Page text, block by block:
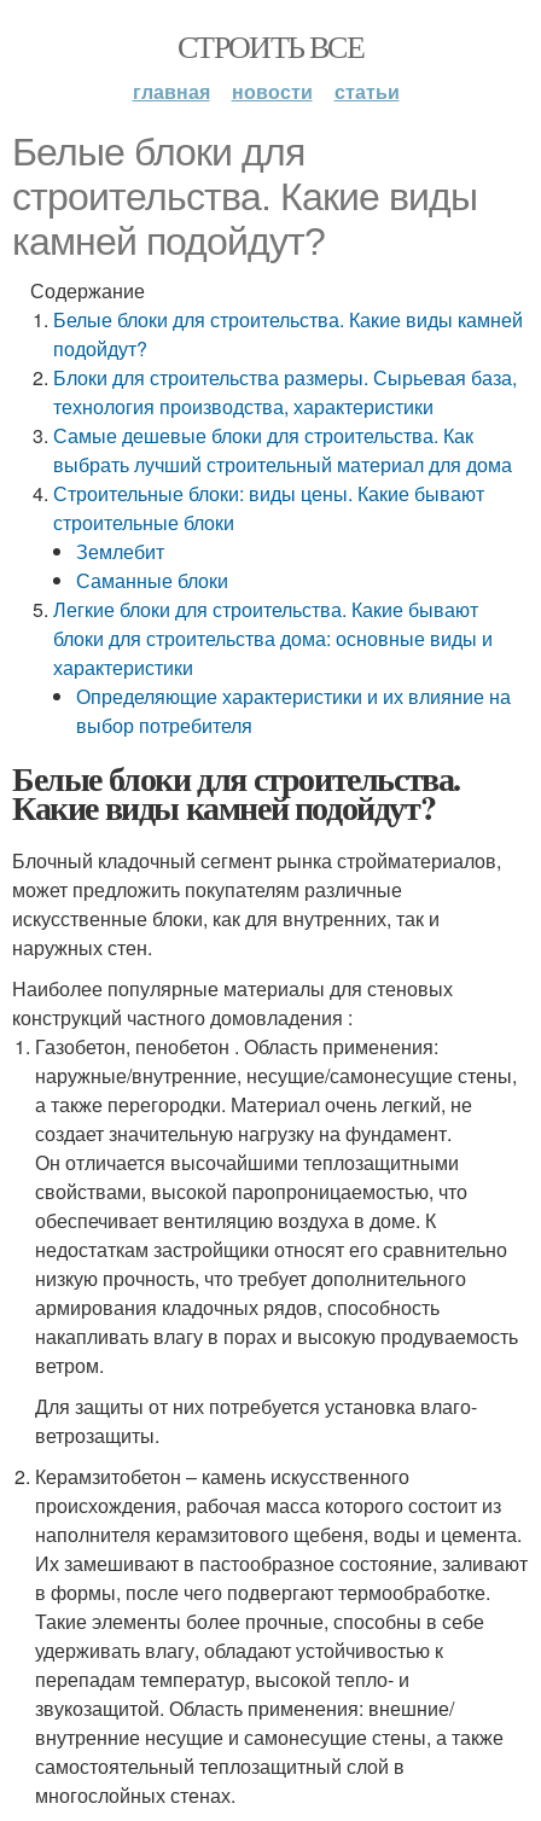
СТРОИТЬ ВСЕ
главная новости статьи
Белые блоки для
строительства. Какие виды
камней подойдут?
Содержание
Белые блоки для строительства. Какие виды камней
подойдут?
Блоки для строительства размеры. Сырьевая база,
технология производства, характеристики
Самые дешевые блоки для строительства. Как
выбрать лучший строительный материал для дома
Строительные блоки: виды цены. Какие бывают
строительные блоки
Землебит
Саманные блоки
Легкие блоки для строительства. Какие бывают
блоки для строительства дома: основные виды и
характеристики
Определяющие характеристики и их влияние на
выбор потребителя
Белые блоки для строительства.
Какие виды камней подойдут?
Блочный кладочный сегмент рынка стройматериалов,
может предложить покупателям различные
искусственные блоки, как для внутренних, так и
наружных стен.
Наиболее популярные материалы для стеновых
конструкций частного домовладения :
Газобетон, пенобетон . Область применения:
наружные/внутренние, несущие/самонесущие стены,
а также перегородки. Материал очень легкий, не
создает значительную нагрузку на фундамент.
Он отличается высочайшими теплозащитными
свойствами, высокой паропроницаемостью, что
обеспечивает вентиляцию воздуха в доме. К
недостаткам застройщики относят его сравнительно
низкую прочность, что требует дополнительного
армирования кладочных рядов, способность
накапливать влагу в порах и высокую продуваемость
ветром.
Для защиты от них потребуется установка влаго-
ветрозащиты.
Керамзитобетон – камень искусственного
происхождения, рабочая масса которого состоит из
наполнителя керамзитового щебеня, воды и цемента.
Их замешивают в пастообразное состояние, заливают
в формы, после чего подвергают термообработке.
Такие элементы более прочные, способны в себе
удерживать влагу, обладают устойчивостью к
перепадам температур, высокой тепло- и
звукозащитой. Область применения: внешние/
внутренние несущие и самонесущие стены, а также
самостоятельный теплозащитный слой в
многослойных стенах.